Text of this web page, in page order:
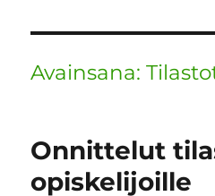
Avainsana:
Onnittelut
opiskelijoille